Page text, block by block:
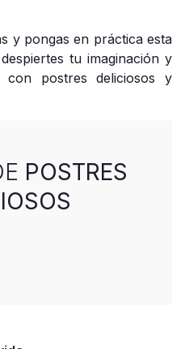
y pongas en práctica esta
tu imaginación y
con postres deliciosos y
POSTRES